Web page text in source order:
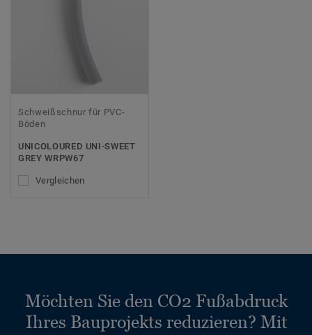
Schweißschnur für PVC-
Böden
UNICOLOURED UNI-SWEET
GREY WRPW67
Vergleichen
Möchten Sie den CO2 Fußabdruck
Ihres Bauprojekts reduzieren? Mit